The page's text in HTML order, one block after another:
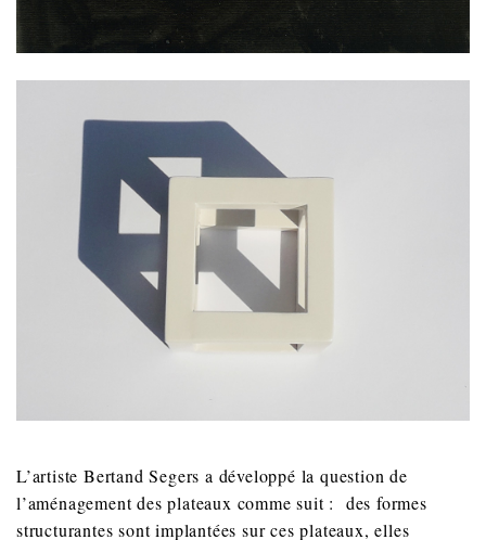
L’artiste Bertand Segers a développé la question de
l’aménagement des plateaux comme suit : des formes
structurantes sont implantées sur ces plateaux, elles